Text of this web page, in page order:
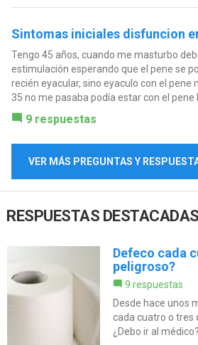
Sintomas iniciales disfuncion
Tengo 45 años, cuando me masturbo
estimulación esperando que el pene se
recién eyacular, sino eyaculo con el pene
35 no me pasaba podía estar con el
9 respuestas
VER MÁS PREGUNTAS Y
RESPUESTAS DESTACADAS
Defeco cada
peligroso?
9 respuestas
Desde hace unos
cada cuatro o tres
¿Debo ir al médico?